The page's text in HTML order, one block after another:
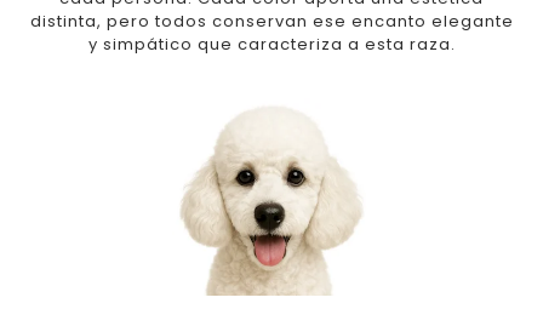
distinta, pero todos conservan ese encanto elegante
y simpático que caracteriza a esta raza.